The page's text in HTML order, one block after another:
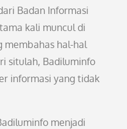
Badan Informasi
kali muncul di
membahas hal-hal
situlah, Badiluminfo
informasi yang tidak
menjadi